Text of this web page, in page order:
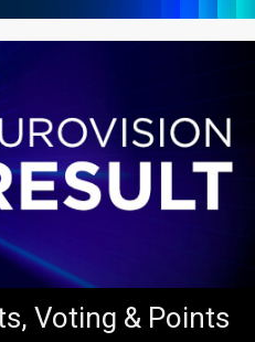
Voting & Points